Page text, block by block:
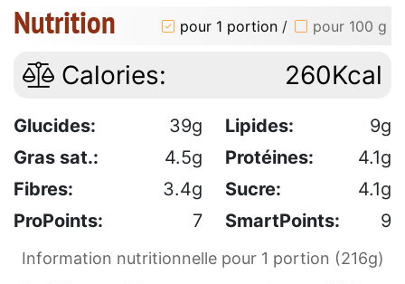
Nutrition pour 1 portion / pour 100 g
Calories: 260Kcal
Glucides: 39g Lipides:
9g
Gras sat.:
4.5g Protéines:
4.1g
Fibres:
3.4g Sucre:
4.1g
ProPoints:
7 SmartPoints: 9
Information nutritionnelle pour 1 portion (216g)